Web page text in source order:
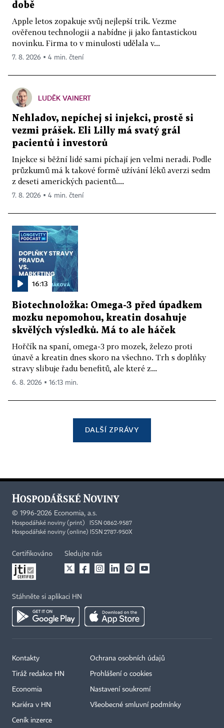
době
Apple letos zopakuje svůj nejlepší trik. Vezme
ověřenou technologii a nabídne ji jako fantastickou
novinku. Firma to v minulosti udělala v...
7. 8. 2026 ▪ 4 min. čtení
LUDĚK VAINERT
Nehladov, nepíchej si injekci, prostě si
vezmi prášek. Eli Lilly má svatý grál
pacientů i investorů
Injekce si běžní lidé sami píchají jen velmi neradi. Podle
průzkumů má k takové formě užívání léků averzi sedm
z deseti amerických pacientů....
7. 8. 2026 ▪ 4 min. čtení
16:13
Biotechnoložka: Omega-3 před úpadkem
mozku nepomohou, kreatin dosahuje
skvělých výsledků. Má to ale háček
Hořčík na spaní, omega-3 pro mozek, železo proti
únavě a kreatin dnes skoro na všechno. Trh s doplňky
stravy slibuje řadu benefitů, ale které z...
6. 8. 2026 ▪ 16:13 min.
DALŠÍ ZPRÁVY
© 1996-2026 Economia, a.s.
Hospodářské noviny (print) ISSN 0862-9587
Hospodářské noviny (online) ISSN 2787-950X
Certifikováno Sledujte nás
Stáhněte si aplikaci HN
Kontakty
Tiráž redakce HN
Economia
Kariéra v HN
Ceník inzerce
Ochrana osobních údajů
Prohlášení o cookies
Nastavení soukromí
Všeobecné smluvní podmínky